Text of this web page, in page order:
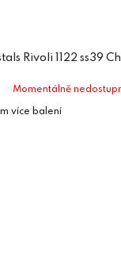
Rivoli 1122 ss39
Momentálně